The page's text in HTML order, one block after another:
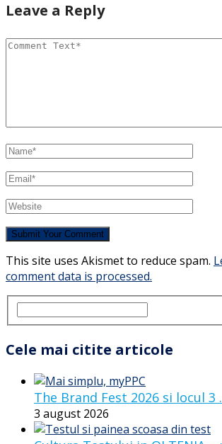
Leave a Reply
This site uses Akismet to reduce spam.
comment data is processed.
Cele mai citite articole
The Brand Fest 2026 si locul 3
3 august 2026